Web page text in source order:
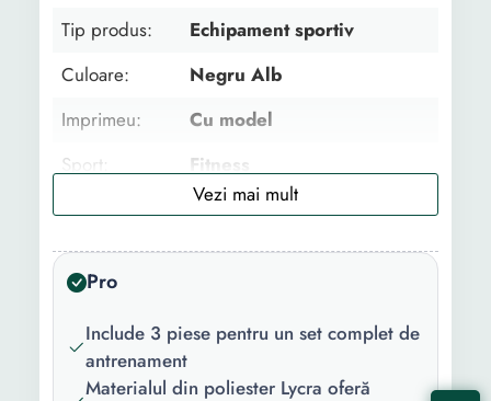
Tip produs:
Echipament sportiv
Culoare:
Negru Alb
Imprimeu:
Cu model
Sport:
Fitness
Material:
Poliester Lycra
Detalii:
Adecvat pentru
Pro
Include 3 piese pentru un set complet de
antrenament
Materialul din poliester Lycra oferă